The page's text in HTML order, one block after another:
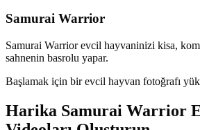
Samurai Warrior
Samurai Warrior evcil hayvaninizi kisa,
sahnenin basrolu yapar.
Başlamak için bir evcil hayvan fotoğrafı
Harika Samurai Warrior